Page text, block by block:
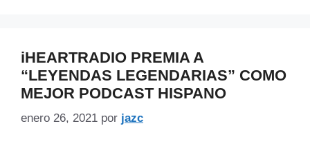
iHEARTRADIO PREMIA A
“LEYENDAS LEGENDARIAS” COMO
MEJOR PODCAST HISPANO
enero 26, 2021 por jazc